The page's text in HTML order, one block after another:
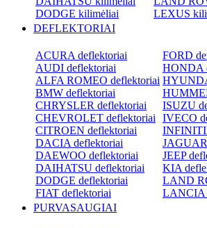
DODGE kilimėliai
LEXUS
DEFLEKTORIAI
ACURA deflektoriai
AUDI deflektoriai
ALFA ROMEO deflektoriai
BMW deflektoriai
CHRYSLER deflektoriai
CHEVROLET deflektoriai
CITROEN deflektoriai
DACIA deflektoriai
DAEWOO deflektoriai
DAIHATSU deflektoriai
DODGE deflektoriai
FIAT deflektoriai
FORD
HONDA
ISUZU
IVECO
INFINITI
JEEP
KIA
LAND
LANCIA
PURVASAUGIAI